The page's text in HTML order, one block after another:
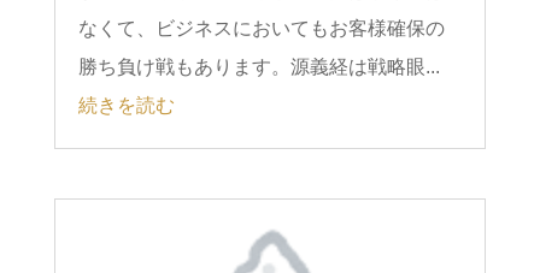
なくて、ビジネスにおいてもお客様確保の
勝ち負け戦もあります。源義経は戦略眼...
続きを読む